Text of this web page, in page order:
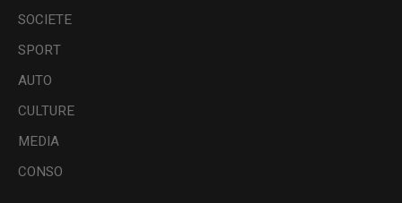
SOCIETE
SPORT
AUTO
CULTURE
MEDIA
CONSO